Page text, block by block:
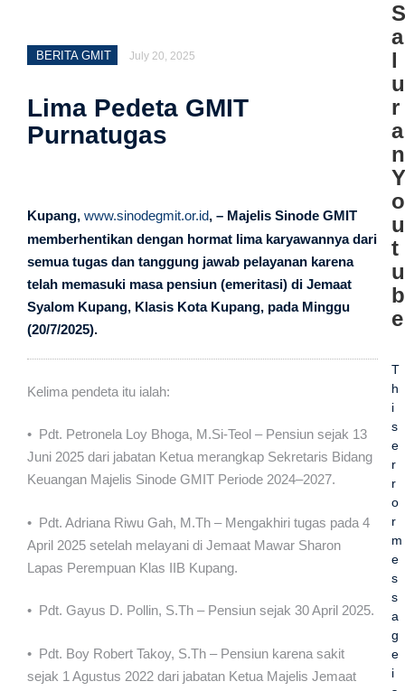
BERITA GMIT July 20, 2025
Lima Pedeta GMIT
Purnatugas
Kupang, www.sinodegmit.or.id, – Majelis Sinode GMIT
memberhentikan dengan hormat lima karyawannya dari
semua tugas dan tanggung jawab pelayanan karena
telah memasuki masa pensiun (emeritasi) di Jemaat
Syalom Kupang, Klasis Kota Kupang, pada Minggu
(20/7/2025).
Kelima pendeta itu ialah:
• Pdt. Petronela Loy Bhoga, M.Si-Teol – Pensiun sejak 13
Juni 2025 dari jabatan Ketua merangkap Sekretaris Bidang
Keuangan Majelis Sinode GMIT Periode 2024–2027.
• Pdt. Adriana Riwu Gah, M.Th – Mengakhiri tugas pada 4
April 2025 setelah melayani di Jemaat Mawar Sharon
Lapas Perempuan Klas IIB Kupang.
• Pdt. Gayus D. Pollin, S.Th – Pensiun sejak 30 April 2025.
• Pdt. Boy Robert Takoy, S.Th – Pensiun karena sakit
sejak 1 Agustus 2022 dari jabatan Ketua Majelis Jemaat
S
a
l
u
r
a
n
Y
o
u
t
u
b
e
T
h
i
s
e
r
r
o
r
m
e
s
s
a
g
e
i